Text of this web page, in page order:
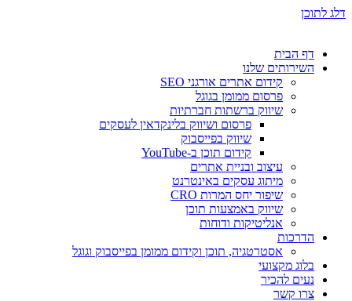
דלג לתוכן
דף הבית
השירותים שלנו
קידום אתרים אורגני SEO
פרסום ממומן בגוגל
שיווק ברשתות חברתיות
פרסום ושיווק בלינקדאין לעסקים
שיווק בפייסבוק
קידום תוכן ב-YouTube
עיצוב ובניית אתרים
מיתוג עסקים באינטרנט
שיפור יחס המרות CRO
שיווק באמצעות תוכן
אנליטיקות ודוחות
הדרכות
אסטרטגיה, תוכן וקידום ממומן בפייסבוק וגוגל
בלוג מקצועי
נעים להכיר
צרו קשר